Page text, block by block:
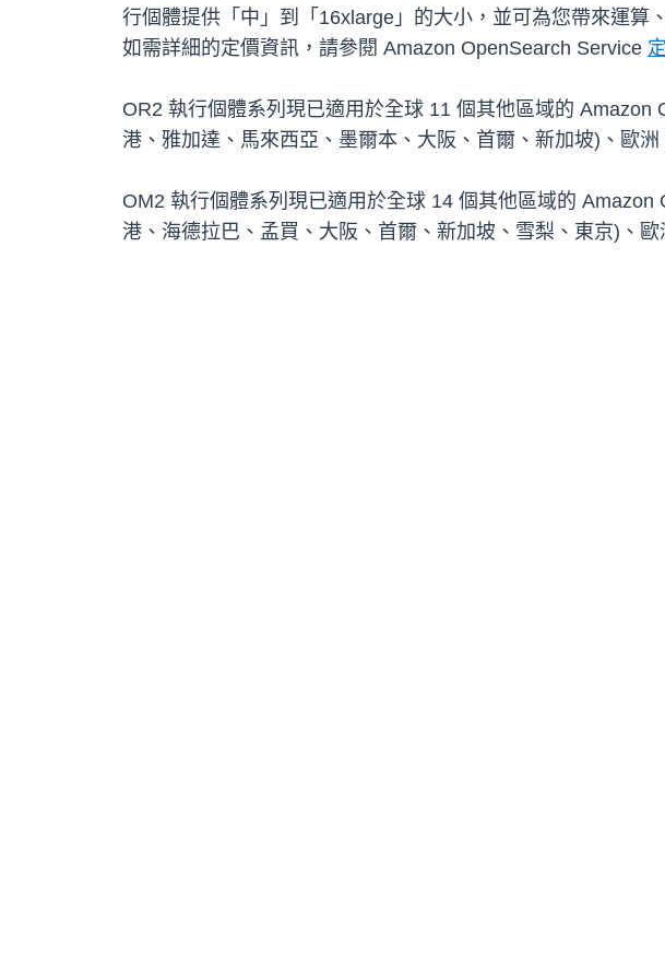
行個體提供「中」到「16xlarge」的大小，並可為您帶來運算
如需詳細的定價資訊，請參閱 Amazon OpenSearch Service
OR2 執行個體系列現已適用於全球 11 個其他區域的
港、雅加達、馬來西亞、墨爾本、大阪、首爾、新加坡)、歐洲
OM2 執行個體系列現已適用於全球 14 個其他區域的
港、海德拉巴、孟買、大阪、首爾、新加坡、雪梨、東京)、